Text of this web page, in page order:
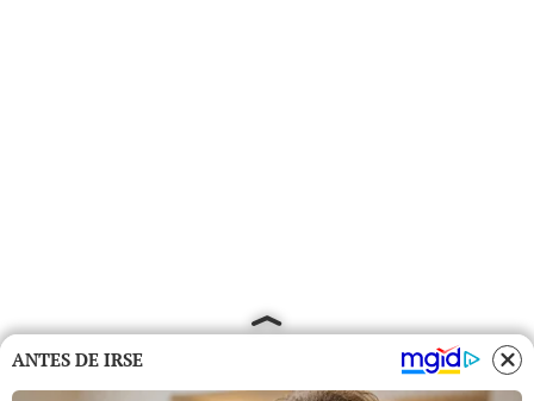
ANTES DE IRSE